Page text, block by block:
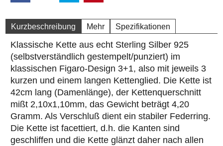
Kurzbeschreibung Mehr Spezifikationen
Klassische Kette aus echt Sterling Silber 925
(selbstverständlich gestempelt/punziert) im
klassischen Figaro-Design 3+1, also mit jeweils 3
kurzen und einem langen Kettenglied. Die Kette ist
42cm lang (Damenlänge), der Kettenquerschnitt
mißt 2,10x1,10mm, das Gewicht beträgt 4,20
Gramm. Als Verschluß dient ein stabiler Federring.
Die Kette ist facettiert, d.h. die Kanten sind
geschliffen und die Kette glänzt daher nach allen